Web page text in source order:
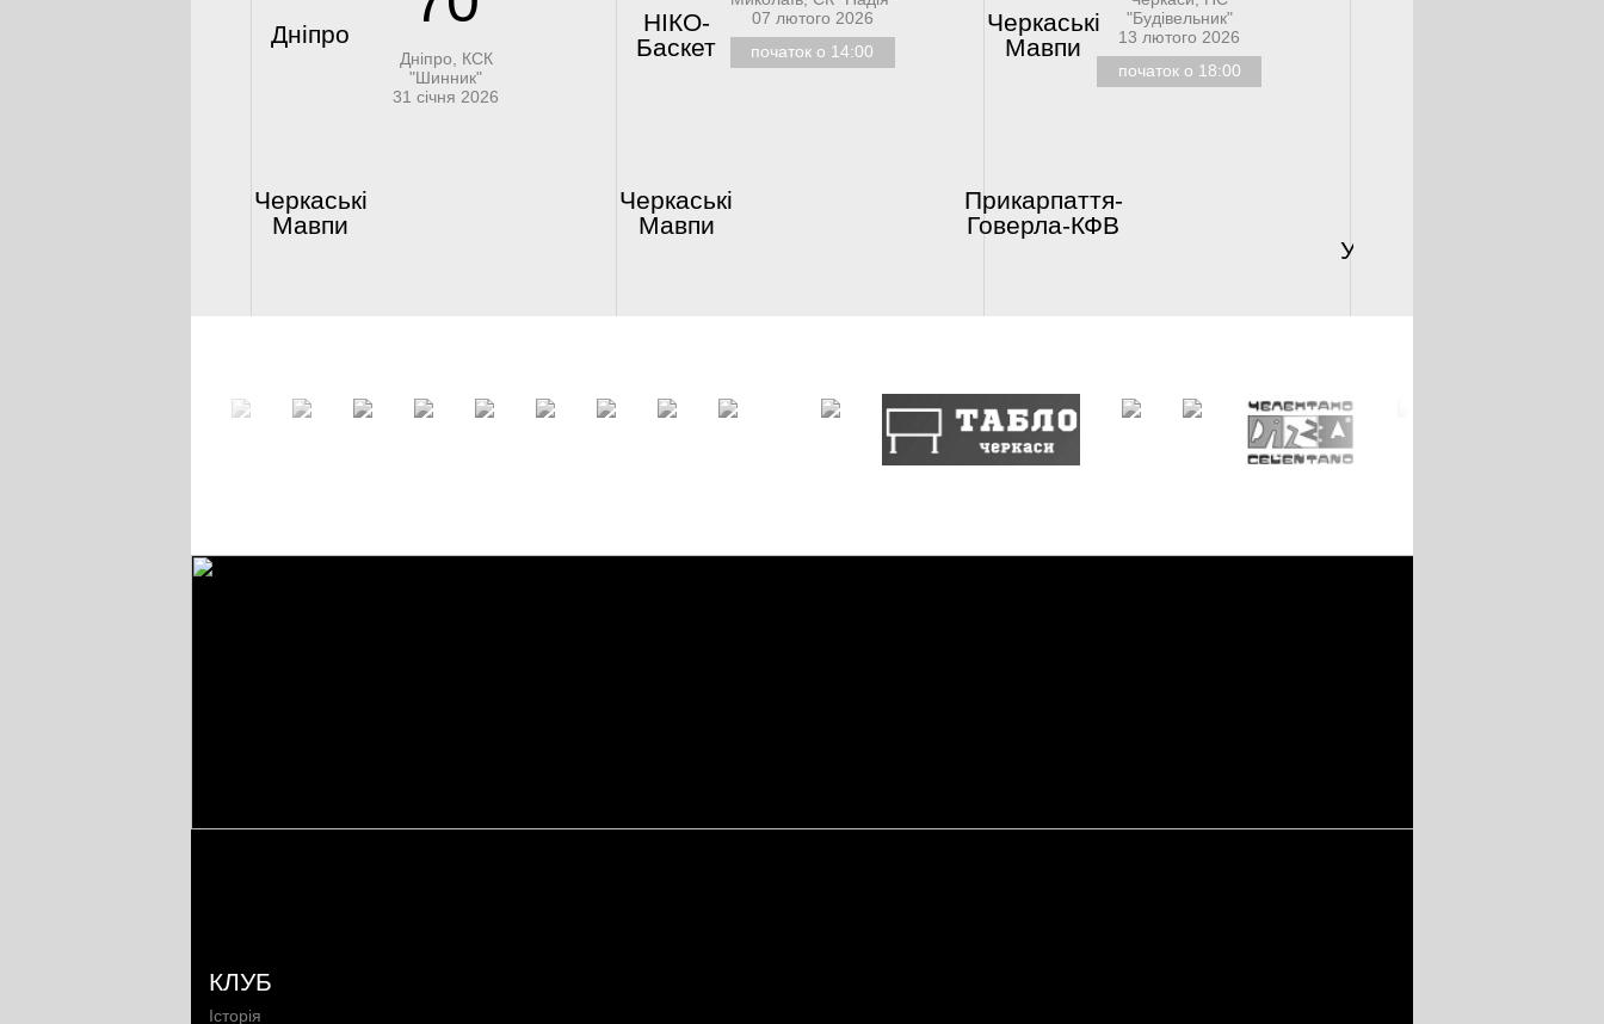
Дніпро
Дніпро, КСК
"Шинник"
31 січня 2026
Черкаські
Мавпи
НІКО-
Баскет
07 лютого 2026
початок о 14:00
Черкаські
Мавпи
Черкаські
Мавпи
"Будівельник"
13 лютого 2026
початок о 18:00
Прикарпаття-
Говерла-КФВ
Університет
КЛУБ
Історія